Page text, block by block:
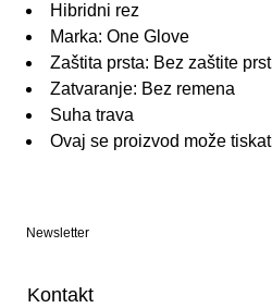
Hibridni rez
Marka: One Glove
Zaštita prsta: Bez zaštite
Zatvaranje: Bez remena
Suha trava
Ovaj se proizvod može
Newsletter
Kontakt